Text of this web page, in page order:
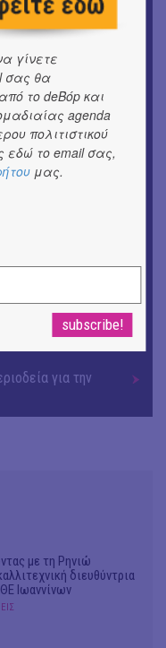
με
για την
με τη Ρηνιώ
διευθύντρια
Ιωαννίνων
γίνετε
σας θα
το deBόp και
agenda
πολιτιστικού
το email σας,
μας.